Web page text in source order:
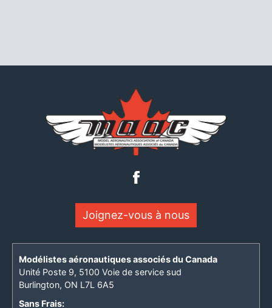
Joignez-vous à nous
Modélistes aéronautiques associés du Canada
Unité Poste 9, 5100 Voie de service sud
Burlington, ON L7L 6A5
Sans Frais: